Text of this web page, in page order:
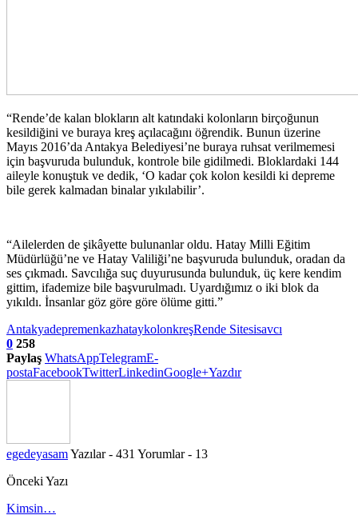
“Rende’de kalan blokların alt katındaki kolonların birçoğunun
kesildiğini ve buraya kreş açılacağını öğrendik. Bunun üzerine
Mayıs 2016’da Antakya Belediyesi’ne buraya ruhsat verilmemesi
için başvuruda bulunduk, kontrole bile gidilmedi. Bloklardaki 144
aileyle konuştuk ve dedik, ‘O kadar çok kolon kesildi ki depreme
bile gerek kalmadan binalar yıkılabilir’.
“Ailelerden de şikâyette bulunanlar oldu. Hatay Milli Eğitim
Müdürlüğü’ne ve Hatay Valiliği’ne başvuruda bulunduk, oradan da
ses çıkmadı. Savcılığa suç duyurusunda bulunduk, üç kere kendim
gittim, ifademize bile başvurulmadı. Uyardığımız o iki blok da
yıkıldı. İnsanlar göz göre göre ölüme gitti.”
AntakyadepremenkazhataykolonkreşRende Sitesisavcı
0 258
Paylaş WhatsAppTelegramE-
postaFacebookTwitterLinkedinGoogle+Yazdır
egedeyasamYazılar - 431 Yorumlar - 13
Önceki Yazı
Kimsin…